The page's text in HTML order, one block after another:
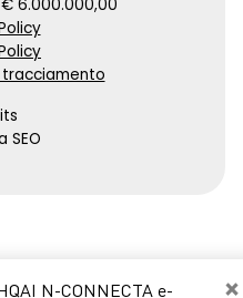
×
N-CONNECTA e-
6.000.000,00
SEO